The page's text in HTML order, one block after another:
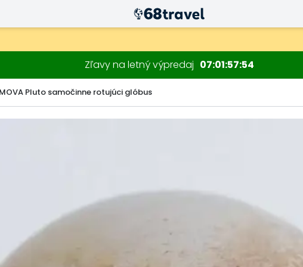
Zľavy na letný výpredaj 07 01 57 53
MOVA Pluto samočinne rotujúci glóbus